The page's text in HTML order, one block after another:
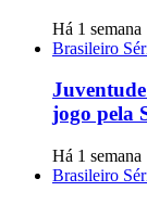
Há 1 semana
Brasileiro
jogo pela
Há 1 semana
Brasileiro